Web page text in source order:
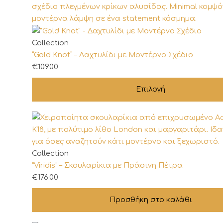
στη
σελίδα
του
προϊόντος
Collection
“Gold Knot” – Δαχτυλίδι με Μοντέρνο Σχέδιο
€109.00
Επιλογή
Αυτό
το
προϊόν
έχει
παραλλαγές.
Οι
επιλογές
μπορούν
να
επιλεγούν
στη
Collection
“Viridis” – Σκουλαρίκια με Πράσινη Πέτρα
€176.00
Προσθήκη στο καλάθι